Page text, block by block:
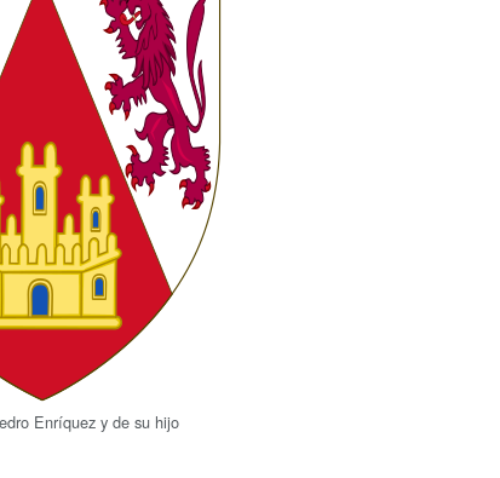
Enríquez y de su hijo